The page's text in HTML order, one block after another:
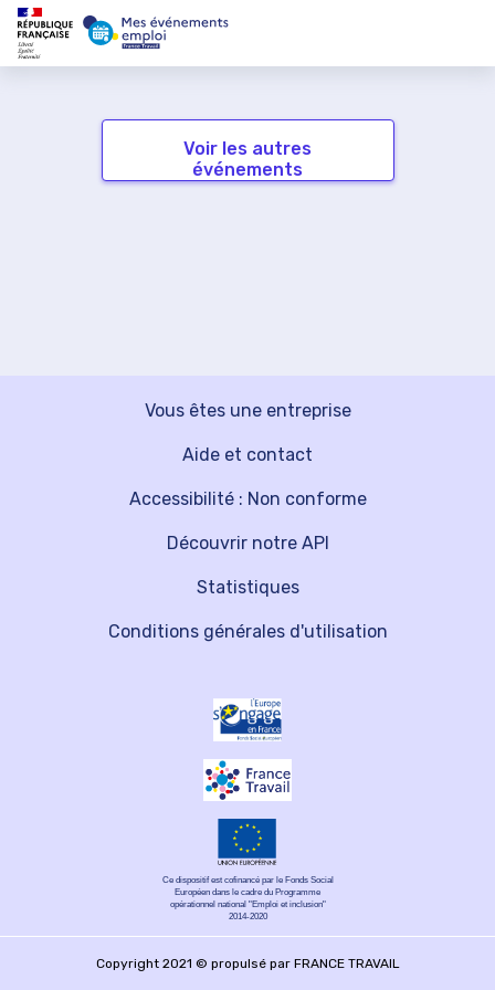
Voir les autres
événements
Vous êtes une entreprise
Découvrir notre API
Aide et contact
Statistiques
Accessibilité : Non conforme
Conditions générales d'utilisation
Ce dispositif est cofinancé par le Fonds Social
Européen dans le cadre du Programme
opérationnel national "Emploi et inclusion"
2014-2020
Copyright 2021 © propulsé par FRANCE TRAVAIL